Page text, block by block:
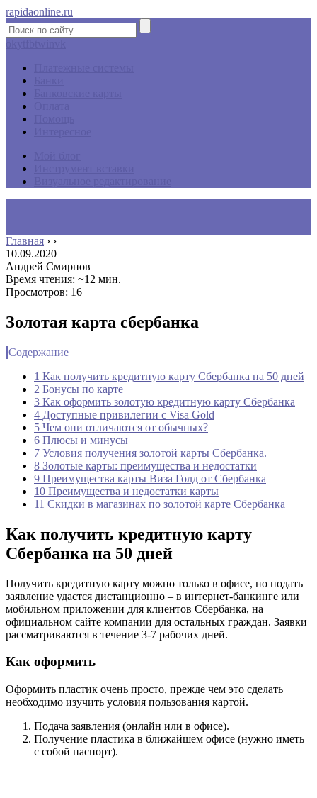
rapidaonline.ru
Главная › ›
10.09.2020
Андрей Смирнов
Время чтения: ~12 мин.
Просмотров: 16
Золотая карта сбербанка
Содержание
1 Как получить кредитную карту Сбербанка на 50 дней
2 Бонусы по карте
3 Как оформить золотую кредитную карту Сбербанка
4 Доступные привилегии с Visa Gold
5 Чем они отличаются от обычных?
6 Плюсы и минусы
7 Условия получения золотой карты Сбербанка.
8 Золотые карты: преимущества и недостатки
9 Преимущества карты Виза Голд от Сбербанка
10 Преимущества и недостатки карты
11 Скидки в магазинах по золотой карте Сбербанка
Как получить кредитную карту
Сбербанка на 50 дней
Получить кредитную карту можно только в офисе, но подать
заявление удастся дистанционно – в интернет-банкинге или
мобильном приложении для клиентов Сбербанка, на
официальном сайте компании для остальных граждан. Заявки
рассматриваются в течение 3-7 рабочих дней.
Как оформить
Оформить пластик очень просто, прежде чем это сделать
необходимо изучить условия пользования картой.
Подача заявления (онлайн или в офисе).
Получение пластика в ближайшем офисе (нужно иметь
с собой паспорт).